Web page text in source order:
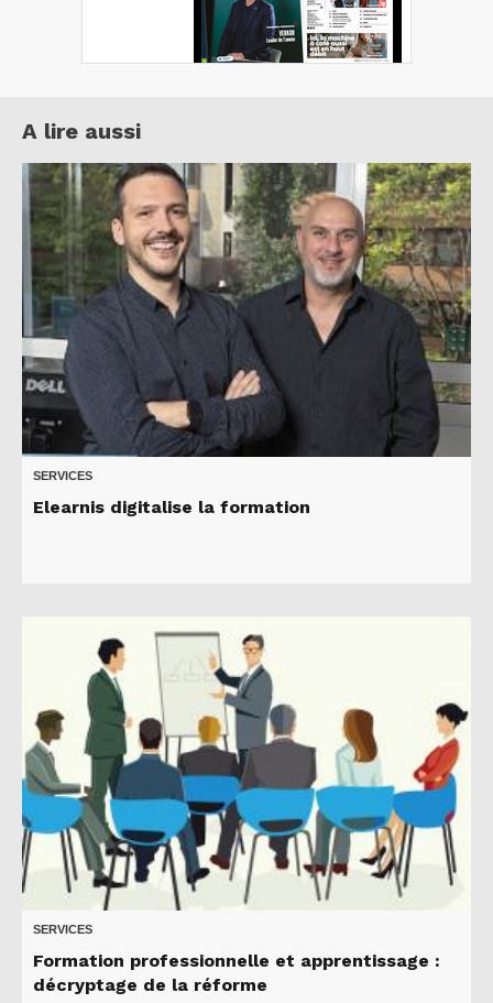
A lire aussi
SERVICES
Elearnis digitalise la formation
SERVICES
Formation professionnelle et apprentissage :
décryptage de la réforme